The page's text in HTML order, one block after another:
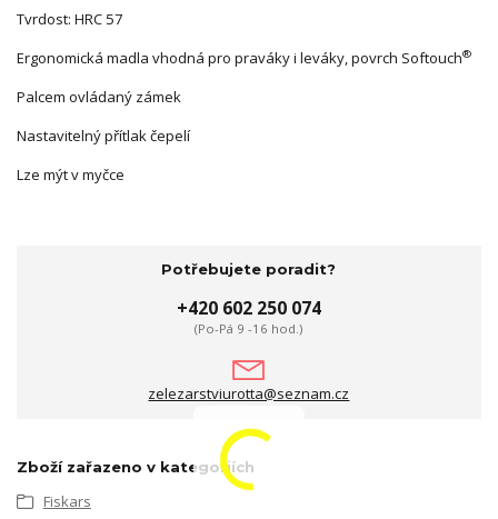
Tvrdost: HRC 57
Ergonomická madla vhodná pro praváky i leváky, povrch Softouch®
Palcem ovládaný zámek
Nastavitelný přítlak čepelí
Lze mýt v myčce
Potřebujete poradit?
+420 602 250 074
(Po-Pá 9 -16 hod.)
zelezarstviurotta@seznam.cz
Zboží zařazeno v kategoriích
Fiskars